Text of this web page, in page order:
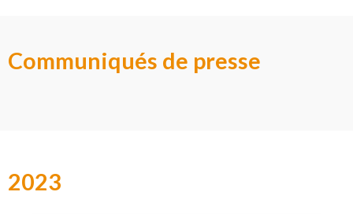
Communiqués de presse
2023